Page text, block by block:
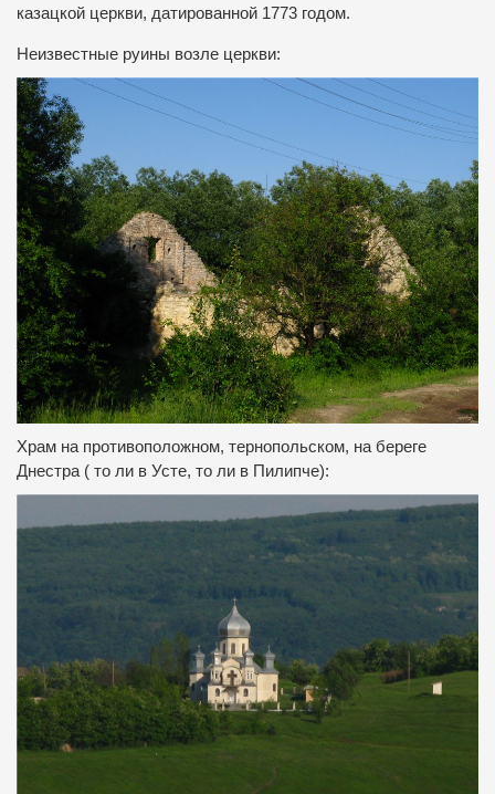
казацкой церкви, датированной 1773 годом.
Неизвестные руины возле церкви:
Храм на противоположном, тернопольском, на береге
Днестра ( то ли в Усте, то ли в Пилипче):